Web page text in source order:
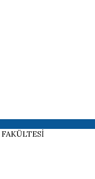
FAKÜLTESİ